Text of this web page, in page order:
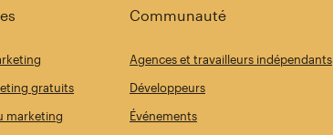
gratuits
marketing
Communauté
Agences et travailleurs indépendants
Développeurs
Événements